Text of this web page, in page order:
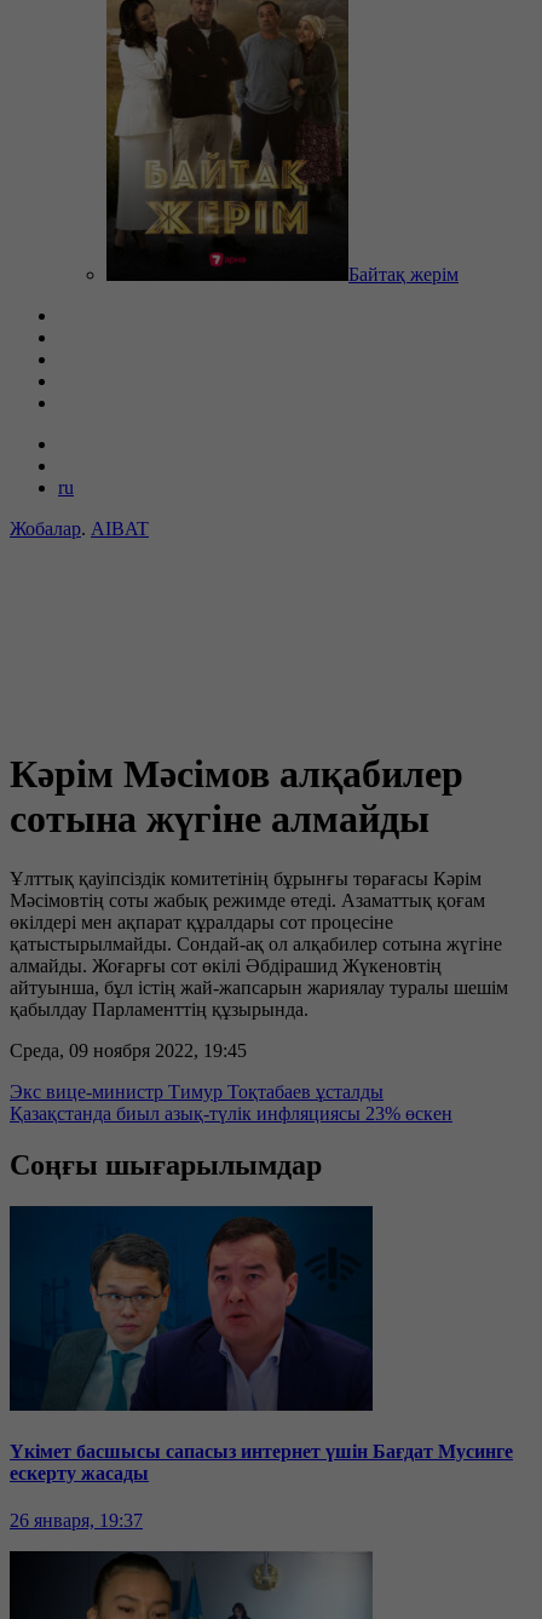
Байтақ жерім
ru
Жобалар. AIBAT
Кәрім Мәсімов алқабилер
сотына жүгіне алмайды
Ұлттық қауіпсіздік комитетінің бұрынғы төрағасы Кәрім
Мәсімовтің соты жабық режимде өтеді. Азаматтық қоғам
өкілдері мен ақпарат құралдары сот процесіне
қатыстырылмайды. Сондай-ақ ол алқабилер сотына жүгіне
алмайды. Жоғарғы сот өкілі Әбдірашид Жүкеновтің
айтуынша, бұл істің жай-жапсарын жариялау туралы шешім
қабылдау Парламенттің құзырында.
Среда, 09 ноября 2022, 19:45
Экс вице-министр Тимур Тоқтабаев ұсталды
Қазақстанда биыл азық-түлік инфляциясы 23% өскен
Соңғы шығарылымдар
Үкімет басшысы сапасыз интернет үшін Бағдат Мусинге
ескерту жасады
26 января, 19:37